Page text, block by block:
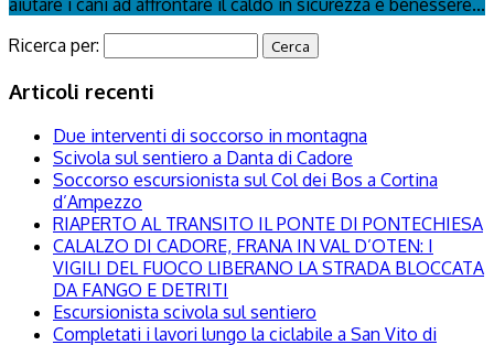
Ricerca per:
Articoli recenti
Due interventi di soccorso in montagna
Scivola sul sentiero a Danta di Cadore
Soccorso escursionista sul Col dei Bos a Cortina
d’Ampezzo
RIAPERTO AL TRANSITO IL PONTE DI PONTECHIESA
CALALZO DI CADORE, FRANA IN VAL D’OTEN: I
VIGILI DEL FUOCO LIBERANO LA STRADA BLOCCATA
DA FANGO E DETRITI
Escursionista scivola sul sentiero
Completati i lavori lungo la ciclabile a San Vito di